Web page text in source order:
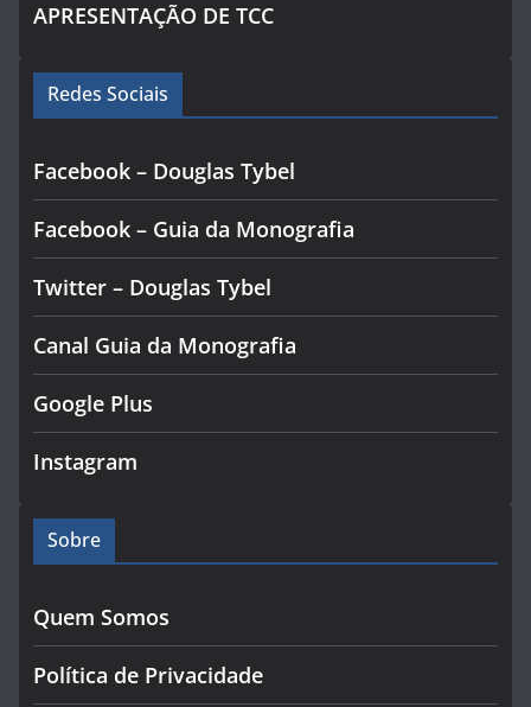
APRESENTAÇÃO DE TCC
Redes Sociais
Facebook – Douglas Tybel
Facebook – Guia da Monografia
Twitter – Douglas Tybel
Canal Guia da Monografia
Google Plus
Instagram
Sobre
Quem Somos
Política de Privacidade